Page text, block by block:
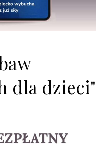
dla dzieci"